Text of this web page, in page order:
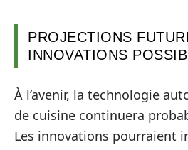
PROJECTIONS
INNOVATIONS
À l’avenir, la technologie
de cuisine continuera
Les innovations pourraient